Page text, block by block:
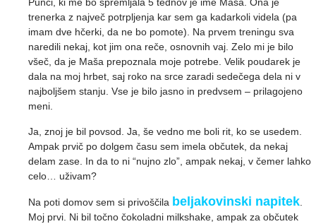
trenerka z največ potrpljenja kar sem ga kadarkoli videla (pa
imam dve hčerki, da ne bo pomote). Na prvem treningu sva
naredili nekaj, kot jim ona reče, osnovnih vaj. Zelo mi je bilo
všeč, da je Maša prepoznala moje potrebe. Velik poudarek je
dala na moj hrbet, saj roko na srce zaradi sedečega dela ni v
najboljšem stanju. Vse je bilo jasno in predvsem – prilagojeno
meni.
Ja, znoj je bil povsod. Ja, še vedno me boli rit, ko se usedem.
Ampak prvič po dolgem času sem imela občutek, da nekaj
delam zase. In da to ni “nujno zlo”, ampak nekaj, v čemer lahko
celo… uživam?
Na poti domov sem si privoščila beljakovinski napitek
Moj prvi. Ni bil točno čokoladni milkshake, ampak za občutek